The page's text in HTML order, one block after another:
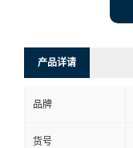
产品详请
品牌
货号